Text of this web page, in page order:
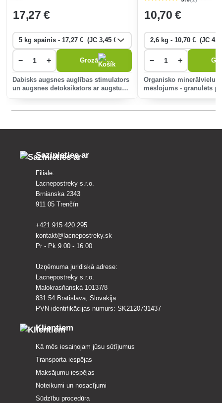
17,27 €
− + Grozā
Dabisks augsnes auglības stimulators
un augsnes detoksikators ar augstu
10,70 €
− +
Organisko minerālvielu
mēslojums - granulēts
Sazinieties ar
Filiāle:
Lacnepostreky s.r.o.
Brnianska 2343
911 05 Trenčín
+421 915 420 295
kontakt@lacnepostreky.sk
Pr - Pk 9:00 - 16:00
Uzņēmuma juridiskā adrese:
Lacnepostreky s.r.o.
Malokrasňanská 10137/8
831 54 Bratislava, Slovākija
PVN identifikācijas numurs: SK2120731437
Klientiem
Kā mēs iesaiņojam jūsu sūtījumus
Transporta iespējas
Maksājumu iespējas
Noteikumi un nosacījumi
Sūdzību procedūra